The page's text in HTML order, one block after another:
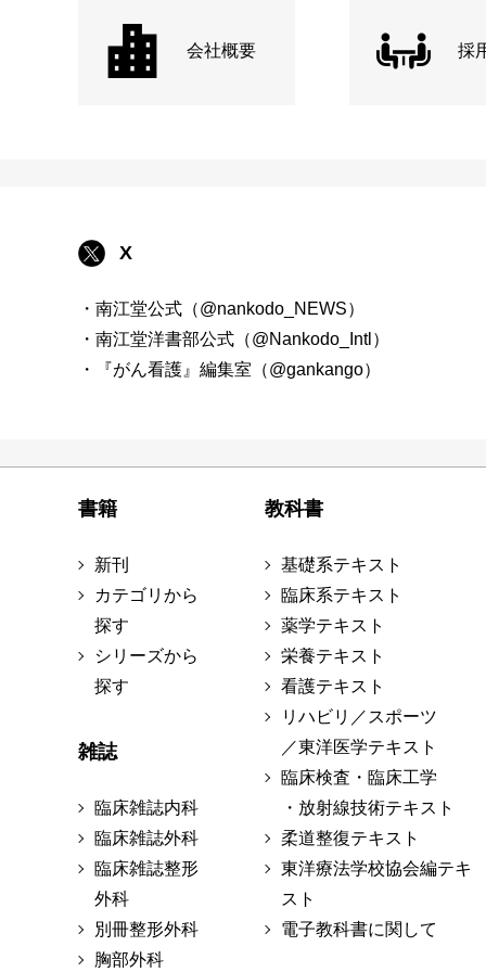
会社概要 採
X
・南江堂公式（@nankodo_NEWS）
・南江堂洋書部公式（@Nankodo_Intl）
・『がん看護』編集室（@gankango）
書籍
新刊
カテゴリから
探す
シリーズから
探す
雑誌
臨床雑誌内科
臨床雑誌外科
臨床雑誌整形
外科
別冊整形外科
胸部外科
教科書
基礎系テキスト
臨床系テキスト
薬学テキスト
栄養テキスト
看護テキスト
リハビリ／スポーツ
／東洋医学テキスト
臨床検査・臨床工学
・放射線技術テキスト
柔道整復テキスト
東洋療法学校協会編テキ
スト
電子教科書に関して